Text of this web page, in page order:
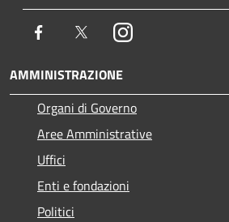
Facebook TwitterInstagram
AMMINISTRAZIONE
Organi di Governo
Aree Amministrative
Uffici
Enti e fondazioni
Politici